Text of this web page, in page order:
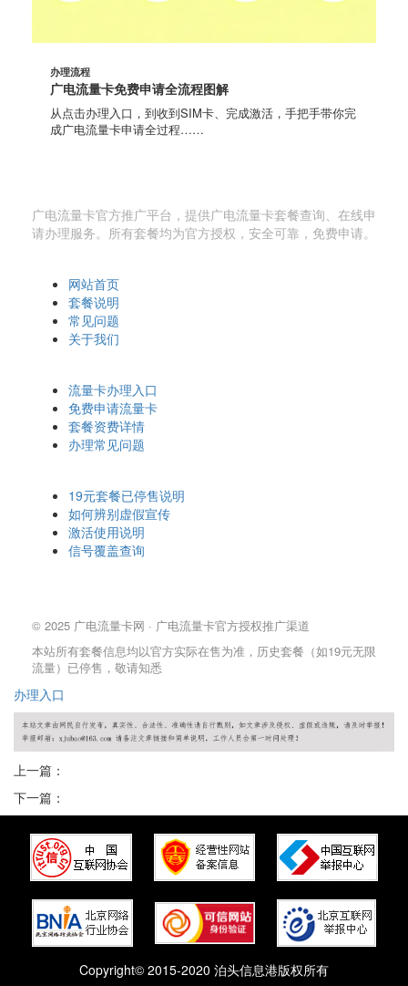
办理流程
广电流量卡免费申请全流程图解
从点击办理入口，到收到SIM卡、完成激活，手把手带你完
成广电流量卡申请全过程……
广电流量卡官方推广平台，提供广电流量卡套餐查询、在线申
请办理服务。所有套餐均为官方授权，安全可靠，免费申请。
网站首页
套餐说明
常见问题
关于我们
流量卡办理入口
免费申请流量卡
套餐资费详情
办理常见问题
19元套餐已停售说明
如何辨别虚假宣传
激活使用说明
信号覆盖查询
© 2025 广电流量卡网 · 广电流量卡官方授权推广渠道
本站所有套餐信息均以官方实际在售为准，历史套餐（如19元无限
流量）已停售，敬请知悉
办理入口
上一篇：
下一篇：
Copyright© 2015-2020 泊头信息港版权所有